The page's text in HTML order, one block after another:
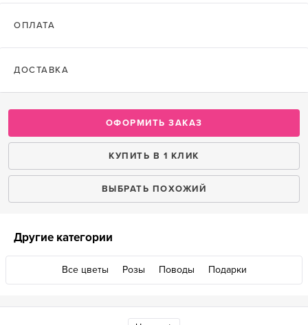
ОПЛАТА
ДОСТАВКА
ОФОРМИТЬ ЗАКАЗ
КУПИТЬ В 1 КЛИК
ВЫБРАТЬ ПОХОЖИЙ
Другие категории
Все цветы Розы Поводы Подарки